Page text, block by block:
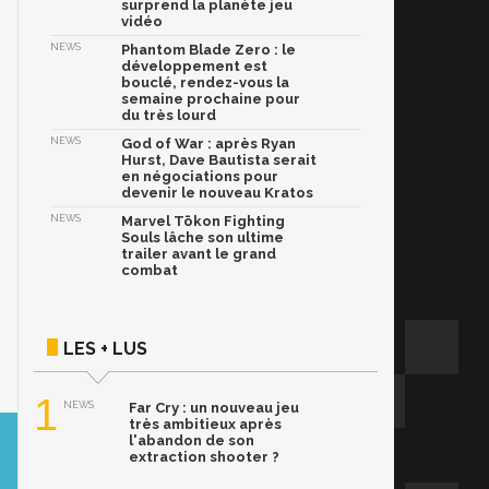
surprend la planète jeu
vidéo
NEWS
Phantom Blade Zero : le
développement est
bouclé, rendez-vous la
semaine prochaine pour
du très lourd
NEWS
God of War : après Ryan
Hurst, Dave Bautista serait
en négociations pour
devenir le nouveau Kratos
NEWS
Marvel Tōkon Fighting
Souls lâche son ultime
trailer avant le grand
combat
LES + LUS
1 NEWS
Far Cry : un nouveau jeu
très ambitieux après
l'abandon de son
extraction shooter ?